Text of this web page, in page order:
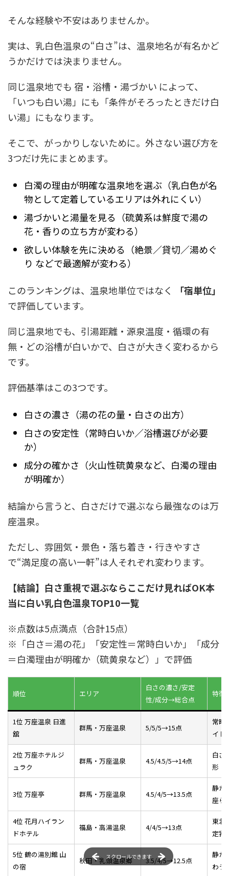
そんな経験や不安はありませんか。
実は、乳白色温泉の“白さ”は、温泉地名が有名かど
うかだけでは決まりません。
同じ温泉地でも 宿・浴槽・湯づかい によって、
「いつも白い湯」にも「条件がそろったときだけ白
い湯」にもなります。
そこで、がっかりしないために。外さない選び方を
3つだけ先にまとめます。
白濁の理由が明確な温泉地を選ぶ（乳白色が名
物として定着しているエリアは外れにくい）
湯づかいと湯量を見る（硫黄系は鮮度で湯の
花・香りの立ち方が変わる）
欲しい体験を先に決める（絶景／貸切／湯めぐ
り などで最適解が変わる）
このランキングは、温泉地単位ではなく
「宿単位」
で評価しています。
同じ温泉地でも、引湯距離・源泉温度・循環の有
無・どの浴槽が白いかで、白さが大きく変わるから
です。
評価基準はこの3つです。
白さの濃さ（湯の花の量・白さの出方）
白さの安定性（常時白いか／浴槽選びが必要
か）
成分の確かさ（火山性硫黄泉など、白濁の理由
が明確か）
結論から言うと、白さだけで選ぶなら最強なのは万
座温泉。
ただし、雰囲気・景色・落ち着き・行きやすさ
で“満足度の高い一軒”は人それぞれ変わります。
【結論】白さ重視で選ぶならここだけ見ればOK本
当に白い乳白色温泉TOP10一覧
※点数は5点満点（合計15点）
※「白さ＝湯の花」「安定性＝常時白いか」「成分
＝白濁理由が明確か（硫黄泉など）」で評価
順位 エリア
白さの濃さ/安定
性/成分→総合点
特徴
1位 万座温泉 日進
舘
群馬・万座温泉 5/5/5→15点
常時
イト
2位 万座ホテルジ
ュラク
群馬・万座温泉 4.5/4.5/5→14点
白さ
形
3位 万座亭 群馬・万座温泉 4.5/4/5→13.5点
静か
座ら
4位 花月ハイラン
ドホテル
福島・高湯温泉 4/4/5→13点
東北
定乳
5位 鶴の湯別館 山
の宿
秋田・乳頭温泉郷 3.5/4/5→12.5点
静か
わう
スクロールできます